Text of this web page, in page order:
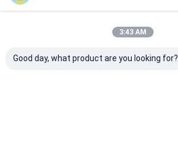
3:43 AM
Good day, what product are you looking for?